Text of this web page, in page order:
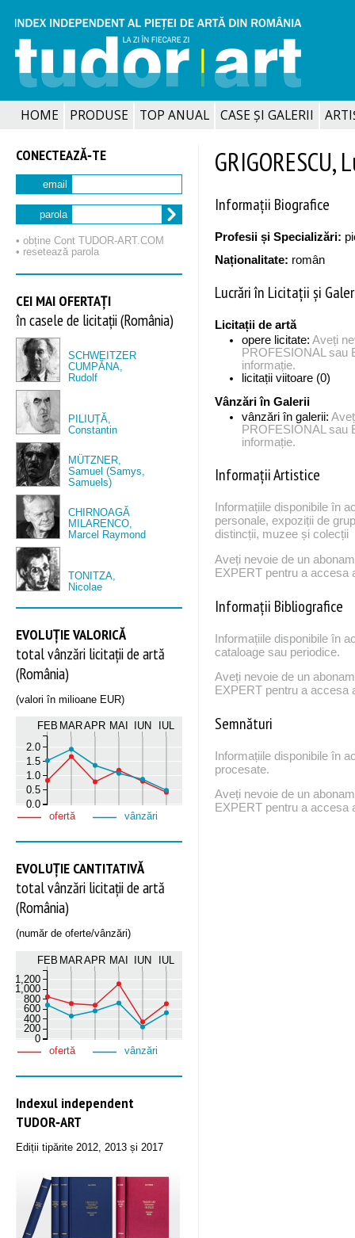
HOME PRODUSE TOP ANUAL CASE ȘI GALERII
CONECTEAZĂ‑TE
email
parola
• obține Cont TUDOR‑ART.COM
• resetează parola
CEI MAI OFERTAȚI
în casele de licitații (România)
SCHWEITZER
CUMPĂNA,
Rudolf
PILIUȚĂ,
Constantin
MÜTZNER,
Samuel (Samys,
Samuels)
CHIRNOAGĂ
MILARENCO,
Marcel Raymond
TONITZA,
Nicolae
EVOLUȚIE VALORICĂ
total vânzări licitații de artă
(România)
(valori în milioane EUR)
FEB MARAPR MAI IUN IUL
0.0
0.5
1.0
1.5
2.0
ofertă vânzări
EVOLUȚIE CANTITATIVĂ
total vânzări licitații de artă
(România)
(număr de oferte/vânzări)
FEB MARAPR MAI IUN IUL
0
200
400
600
800
1,000
1,200
ofertă vânzări
Indexul independent
TUDOR‑ART
Ediții tipărite 2012, 2013 și 2017
GRIGORESCU,
Informații Biografice
Profesii și Specializări:
Naționalitate: român
Lucrări în Licitații și
Licitații de artă
opere licitate:Aveți
PROFESIONAL sau
informație.
licitații viitoare (0)
Vânzări în Galerii
vânzări în galerii:
PROFESIONAL sau
informație.
Informații Artistice
Informațiile disponibile în
personale, expoziții de
distincții, muzee și colecții
Aveți nevoie de un
EXPERT pentru a accesa
Informații Bibliografice
Informațiile disponibile în
cataloage sau periodice.
Aveți nevoie de un
EXPERT pentru a accesa
Semnături
Informațiile disponibile în
procesate.
Aveți nevoie de un
EXPERT pentru a accesa